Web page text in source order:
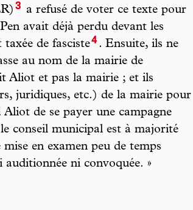
3
a refusé de voter ce texte pour
avait déjà perdu devant les
de fasciste4. Ensuite, ils ne
au nom de la mairie de
Aliot et pas la mairie ; et ils
juridiques, etc.) de la mairie pour
de se payer une campagne
conseil municipal est à majorité
en examen peu de temps
auditionnée ni convoquée. »